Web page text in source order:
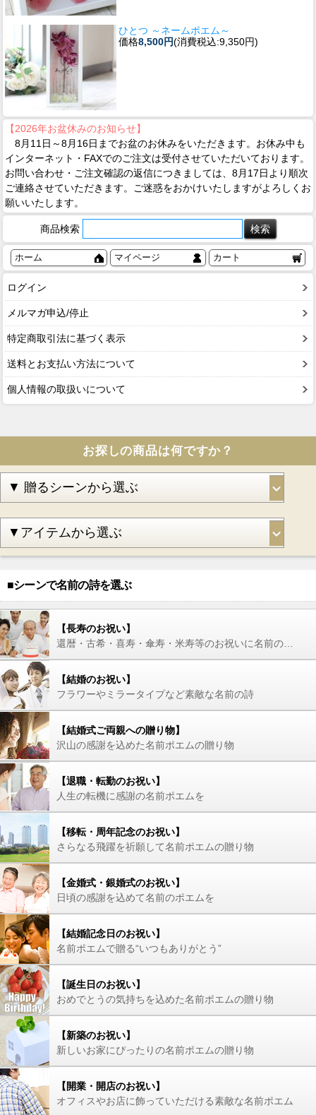
ひとつ ～ネームポエム～
価格8,500円(消費税込:9,350円)
【2026年お盆休みのお知らせ】
8月11日～8月16日までお盆のお休みをいただきます。お休み中も
インターネット・FAXでのご注文は受付させていただいております。
お問い合わせ・ご注文確認の返信につきましては、8月17日より順次
ご連絡させていただきます。ご迷惑をおかけいたしますがよろしくお
願いいたします。
商品検索
ホーム マイページ カート
ログイン
メルマガ申込/停止
特定商取引法に基づく表示
送料とお支払い方法について
個人情報の取扱いについて
お探しの商品は何ですか？
■シーンで名前の詩を選ぶ
【長寿のお祝い】
【結婚のお祝い】
フラワーやミラータイプなど素敵な名前の詩
【結婚式ご両親への贈り物】
沢山の感謝を込めた名前ポエムの贈り物
【退職・転勤のお祝い】
人生の転機に感謝の名前ポエムを
【移転・周年記念のお祝い】
さらなる飛躍を祈願して名前ポエムの贈り物
【金婚式・銀婚式のお祝い】
日頃の感謝を込めて名前のポエムを
【結婚記念日のお祝い】
名前ポエムで贈る“いつもありがとう”
【誕生日のお祝い】
おめでとうの気持ちを込めた名前ポエムの贈り物
【新築のお祝い】
新しいお家にぴったりの名前ポエムの贈り物
【開業・開店のお祝い】
オフィスやお店に飾っていただける素敵な名前ポエム